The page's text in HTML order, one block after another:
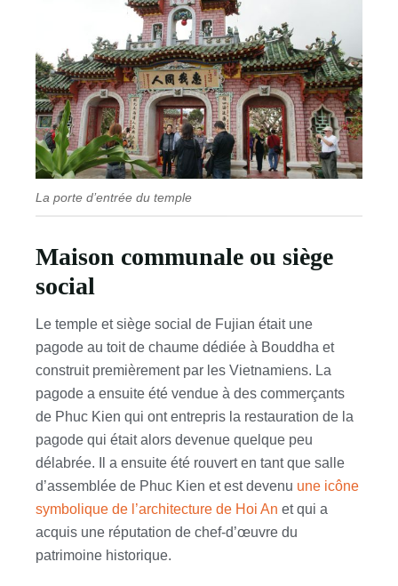
La porte d’entrée du temple
Maison communale ou siège
social
Le temple et siège social de Fujian était une
pagode au toit de chaume dédiée à Bouddha et
construit premièrement par les Vietnamiens. La
pagode a ensuite été vendue à des commerçants
de Phuc Kien qui ont entrepris la restauration de la
pagode qui était alors devenue quelque peu
délabrée. Il a ensuite été rouvert en tant que salle
d’assemblée de Phuc Kien et est devenu une icône
symbolique de l’architecture de Hoi An et qui a
acquis une réputation de chef-d’œuvre du
patrimoine historique.